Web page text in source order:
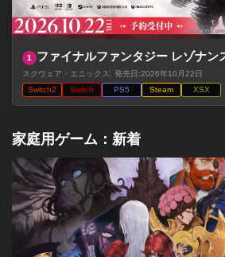
1 ファイナルファンタジー レゾナン
スクウェア・エニックス
発売日:2026年10月22日
Switch2
Switch PS5 Steam XSX
家庭用ゲーム：新着